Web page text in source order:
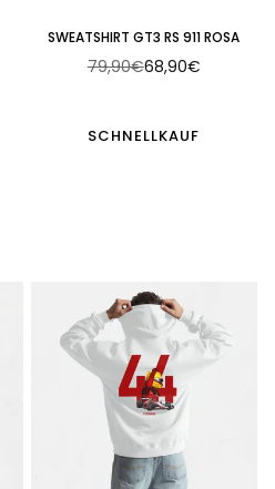
SWEATSHIRT GT3 RS 911 ROSA
Normaler
79,90€68,90€
SCHNELLKAUF